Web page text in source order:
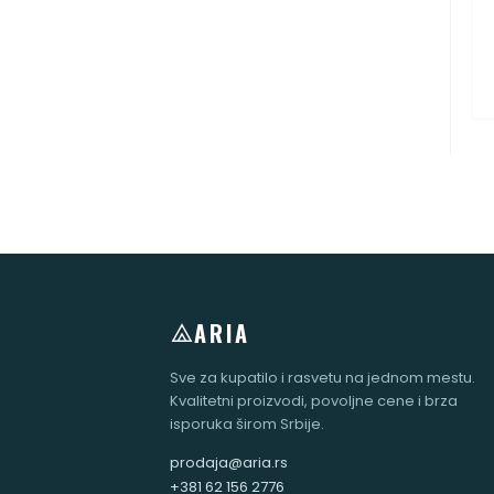
ARIA
Sve za kupatilo i rasvetu na jednom mestu.
Kvalitetni proizvodi, povoljne cene i brza
isporuka širom Srbije.
prodaja@aria.rs
+381 62 156 2776